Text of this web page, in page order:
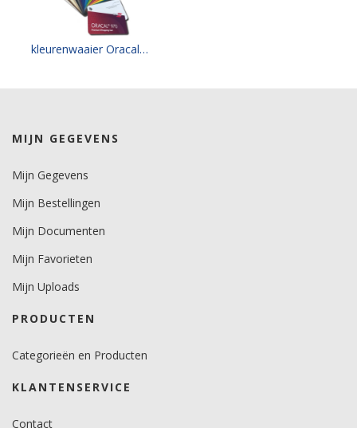
Minimale aanbrengstemperatuur (°C)
15.
wit/zwart 12 jaar.
metallics 5 jaar.
kleurenwaaier Oracal 970-RA carwrapfolie gloss
MIJN GEGEVENS
Mijn Gegevens
Mijn Bestellingen
Mijn Documenten
Mijn Favorieten
Mijn Uploads
PRODUCTEN
Categorieën en Producten
KLANTENSERVICE
Contact